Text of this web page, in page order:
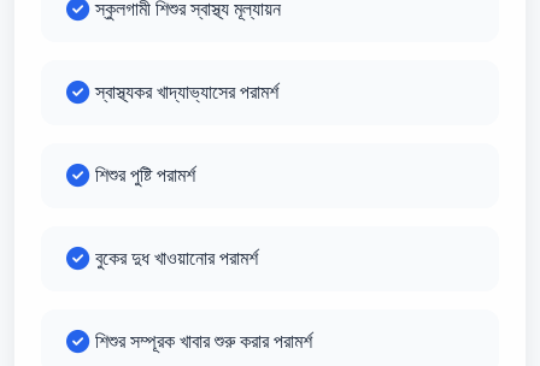
স্কুলগামী শিশুর স্বাস্থ্য মূল্যায়ন
স্বাস্থ্যকর খাদ্যাভ্যাসের পরামর্শ
শিশুর পুষ্টি পরামর্শ
বুকের দুধ খাওয়ানোর পরামর্শ
শিশুর সম্পূরক খাবার শুরু করার পরামর্শ